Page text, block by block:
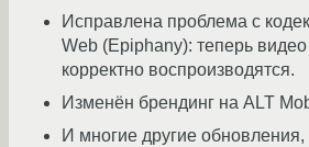
Исправлена проблема с
Web (Epiphany): теперь
корректно воспроизводятся.
Изменён брендинг на ALT
И многие другие